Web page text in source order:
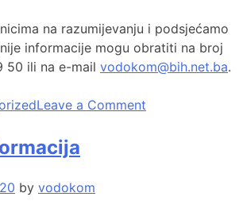
na razumijevanju i podsjećamo
informacije mogu obratiti na broj
50 ili na e-mail vodokom@bih.net.ba.
Leave a Comment
by vodokom